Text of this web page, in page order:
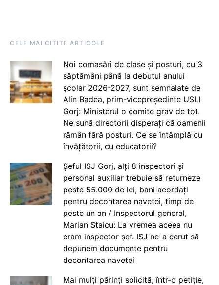
CELE MAI CITITE ARTICOLE
Noi comasări de clase și posturi, cu 3
săptămâni până la debutul anului
școlar 2026-2027, sunt semnalate de
Alin Badea, prim-vicepreședinte USLI
Gorj: Ministerul o comite grav de tot.
Ne sună directorii disperați că oamenii
rămân fără posturi. Ce se întâmplă cu
învățătorii, cu educatorii?
Șeful ISJ Gorj, alți 8 inspectori și
personal auxiliar trebuie să returneze
peste 55.000 de lei, bani acordați
pentru decontarea navetei, timp de
peste un an / Inspectorul general,
Marian Staicu: La vremea aceea nu
eram inspector șef. ISJ ne-a cerut să
depunem documente pentru
decontarea navetei
Mai mulți părinți solicită, într-o petiție,